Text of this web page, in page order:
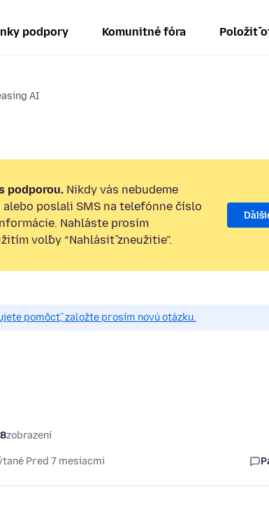
podpory Komunitné fóra Položiť
AI
podporou. Nikdy vás nebudeme
poslali SMS na telefónne číslo
Nahláste prosím
voľby “Nahlásiť zneužitie”.
pomôcť, založte prosím novú otázku.
zobrazení
Pred 7 mesiacmi